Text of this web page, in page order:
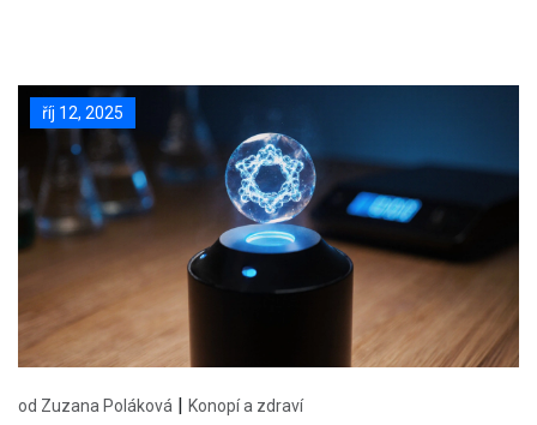
říj 12, 2025
od Zuzana Poláková | Konopí a zdraví